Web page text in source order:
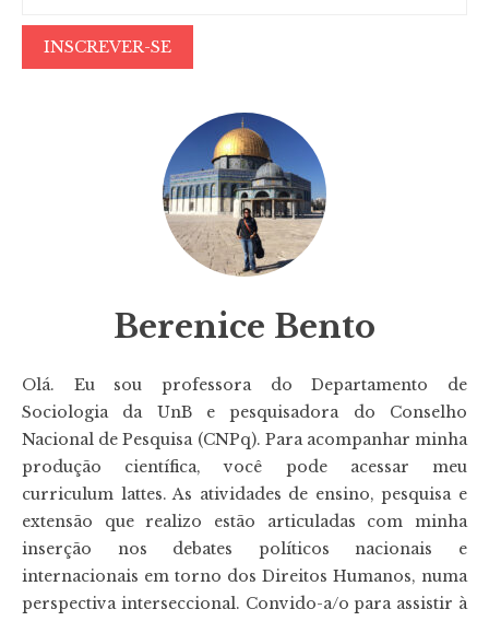
Berenice Bento
Olá. Eu sou professora do Departamento de
Sociologia da UnB e pesquisadora do Conselho
Nacional de Pesquisa (CNPq). Para acompanhar minha
produção científica, você pode acessar meu
curriculum lattes. As atividades de ensino, pesquisa e
extensão que realizo estão articuladas com minha
inserção nos debates políticos nacionais e
internacionais em torno dos Direitos Humanos, numa
perspectiva interseccional. Convido-a/o para assistir à